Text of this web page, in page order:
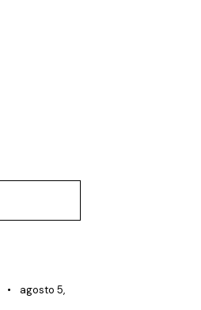
agosto 5,